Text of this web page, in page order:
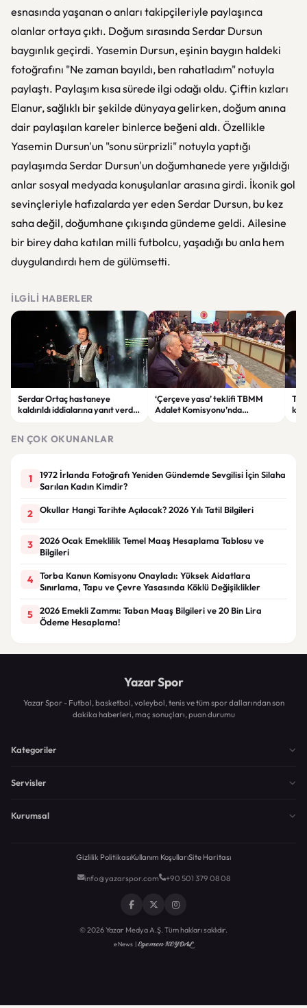
esnasında yaşanan o anları takipçileriyle paylaşınca
olanlar ortaya çıktı. Doğum sırasında Serdar Dursun
baygınlık geçirdi. Yasemin Dursun, eşinin baygın haldeki
fotoğrafını "Ne zaman bayıldı, ben rahatladım" notuyla
paylaştı. Paylaşım kısa sürede ilgi odağı oldu. Çiftin kızları
Elanur, sağlıklı bir şekilde dünyaya gelirken, doğum anına
dair paylaşılan kareler binlerce beğeni aldı. Özellikle
Yasemin Dursun'un "sonu sürprizli" notuyla yaptığı
paylaşımda Serdar Dursun'un doğumhanede yere yığıldığı
anlar sosyal medyada konuşulanlar arasına girdi. İkonik gol
sevinçleriyle hafızalarda yer eden Serdar Dursun, bu kez
saha değil, doğumhane çıkışında gündeme geldi. Ailesine
bir birey daha katılan milli futbolcu, yaşadığı bu anla hem
duygulandırdı hem de gülümsetti.
İLGILI HABERLER
Serdar Ortaç hastaneye
kaldırıldı iddialarına yanıt verdi:
‘Çerçeve yasa’ teklifi TBMM
Adalet Komisyonu’nda
EN ÇOK OKUNANLAR
1
1972 İrlanda Fotoğrafı Yeniden Gündemde Sevgilisi İçin Silaha
Sarılan Kadın Kimdir?
2 Okullar Hangi Tarihte Açılacak? 2026 Yılı Tatil Bilgileri
3
2026 Ocak Emeklilik Temel Maaş Hesaplama Tablosu ve
Bilgileri
4
Torba Kanun Komisyonu Onayladı: Yüksek Aidatlara
Sınırlama, Tapu ve Çevre Yasasında Köklü Değişiklikler
5
2026 Emekli Zammı: Taban Maaş Bilgileri ve 20 Bin Lira
Ödeme Hesaplama!
Yazar Spor
Yazar Spor - Futbol, basketbol, voleybol, tenis ve tüm spor dallarından son
dakika haberleri, maç sonuçları, puan durumu
Kategoriler
Servisler
Kurumsal
Gizlilik PolitikasıKullanım KoşullarıSite Haritası
info@yazarspor.com +90 501 379 08 08
© 2026 Yazar Medya A.Ş. Tüm hakları saklıdır.
eNews |Egemen KEYDAL